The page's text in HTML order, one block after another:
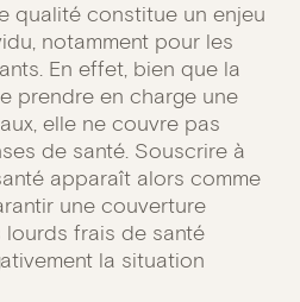
qualité constitue un enjeu
notamment pour les
En effet, bien que la
prendre en charge une
elle ne couvre pas
de santé. Souscrire à
apparaît alors comme
une couverture
frais de santé
la situation